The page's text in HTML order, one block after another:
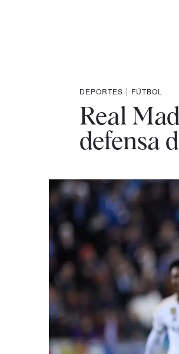
DEPORTES | FÚTBOL
Real
defensa